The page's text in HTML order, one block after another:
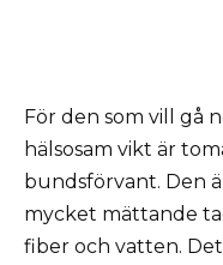
För den som vill gå
hälsosam vikt är
bundsförvant. Den
mycket mättande
fiber och vatten.